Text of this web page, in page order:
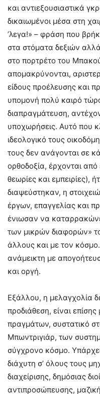
και αντιεξουσιαστικά
δικαιωμένοι μέσα στη
’λεγα!» – φράση που
στα στόματα δεξιών
στο πορτρέτο του
απομακρύνονται,
είδους προέλευσης και
υπομονή πολύ καιρό
διαπραγμάτευση,
υποχωρήσεις. Αυτό που
ιδεολογικό τους
τους δεν ανάγονται σε
ορθοδοξία, έρχονται
θεωρίες και εμπειρίες),
διαψεύστηκαν, η
έργων, επαγγελίας και
ένιωσαν να
των μικρών διαφορών»
άλλους και με τον
ανάμεικτη με
και οργή.
Εξάλλου, η μελαγχολία
προδιάθεση, είναι
πραγμάτων, συστατικό
Μπωντριγιάρ, των
σύγχρονο κόσμο.
διάχυτη σ’ όλους τους
διαχείρισης, δημόσιας
αντιπροσώπευσης,